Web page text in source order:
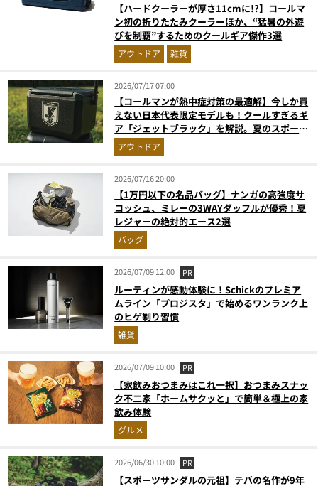
【ハードクーラーが厚さ11cmに!?】コールマ
ン初の折りたたみクーラーほか、“猛暑の外遊
びを制覇”するためのクールギア傑作3選
アウトドア 雑貨
2026/07/17 07:00
【コールマンが熱中症対策の最適解】今しか買
えない日本代表限定モデルも！クールすぎるギ
ア「ジェットブラック」を解説。夏のスポーツ
応援＆レジャーの強い味方
アウトドア
2026/07/16 20:00
【1万円以下の名品バッグ】ナンガの高強度サ
コッシュ、ミレーの3WAYダッフルが優秀！夏
レジャーの絶対的エース2選
バッグ
2026/07/09 12:00 PR
ルーティンが感動体験に！Schickのプレミア
ムライン「プロジスタ」で始めるワンランク上
のヒゲ剃り習慣
雑貨
2026/07/09 10:00 PR
【家飲みおつまみはこれ一択】おつまみスナッ
ク不二家「ホームサクッと」で簡単＆極上の家
飲み体験
グルメ
2026/06/30 10:00 PR
【スポーツサンダルの元祖】テバの名作が9年